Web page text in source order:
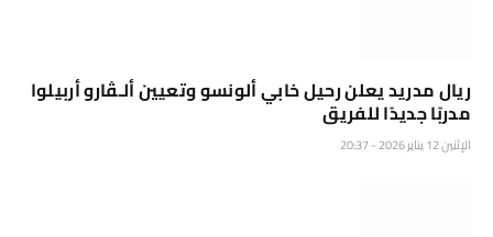
ريال مدريد يعلن رحيل خابي ألونسو وتعيين ألـڤارو أربيلوا
مدربًا جديدًا للفريق
الإثنين 12 يناير 2026 - 20:37